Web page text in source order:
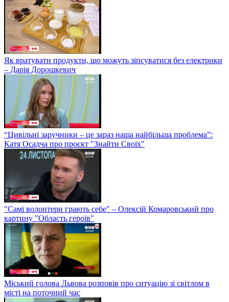
Як вратувати продукти, що можуть зіпсуватися без електрики
– Дарія Дорошкевич
“Цивільні заручники – це зараз наша найбільша проблема”:
Катя Осадча про проєкт "Знайти Своїх"
"Самі волонтери грають себе" – Олексій Комаровський про
картину "Область героїв"
Міський голова Львова розповів про ситуацію зі світлом в
місті на поточний час